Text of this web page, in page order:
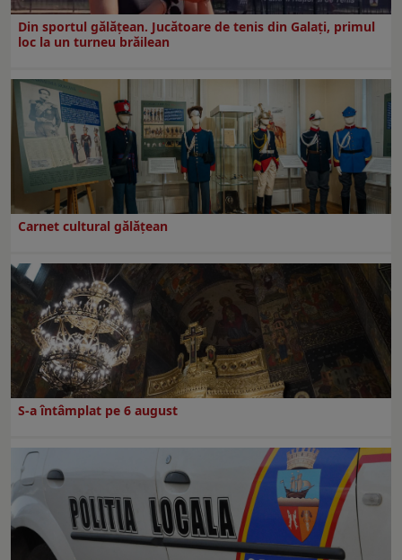
Din sportul gălățean. Jucătoare de tenis din Galați, primul
loc la un turneu brăilean
Carnet cultural gălăţean
S-a întâmplat pe 6 august